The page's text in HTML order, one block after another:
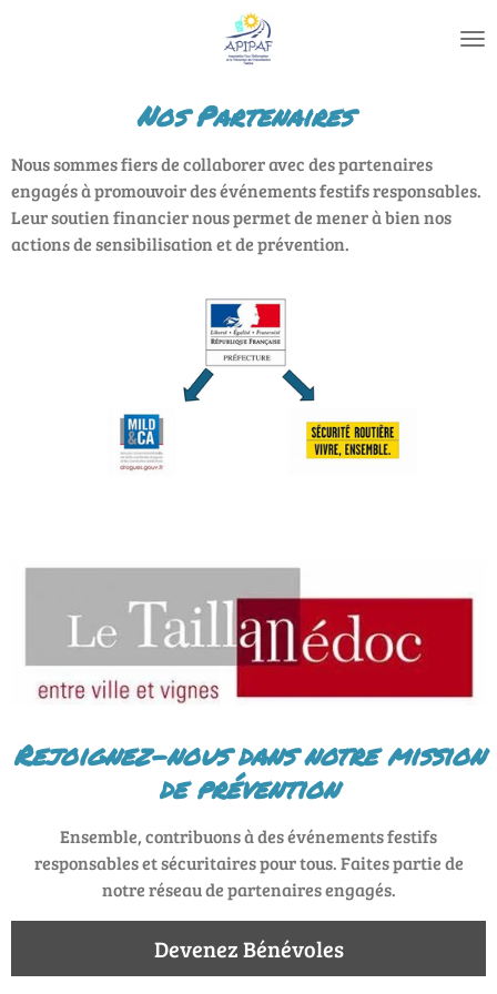
Nos Partenaires
Nous sommes fiers de collaborer avec des partenaires
engagés à promouvoir des événements festifs responsables.
Leur soutien financier nous permet de mener à bien nos
actions de sensibilisation et de prévention.
Rejoignez-nous dans notre mission
de prévention
Ensemble, contribuons à des événements festifs
responsables et sécuritaires pour tous. Faites partie de
notre réseau de partenaires engagés.
Devenez Bénévoles